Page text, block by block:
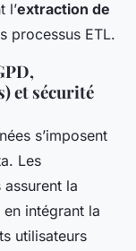
l’extraction de
processus ETL.
et sécurité
s’imposent
Les
la
en intégrant la
utilisateurs